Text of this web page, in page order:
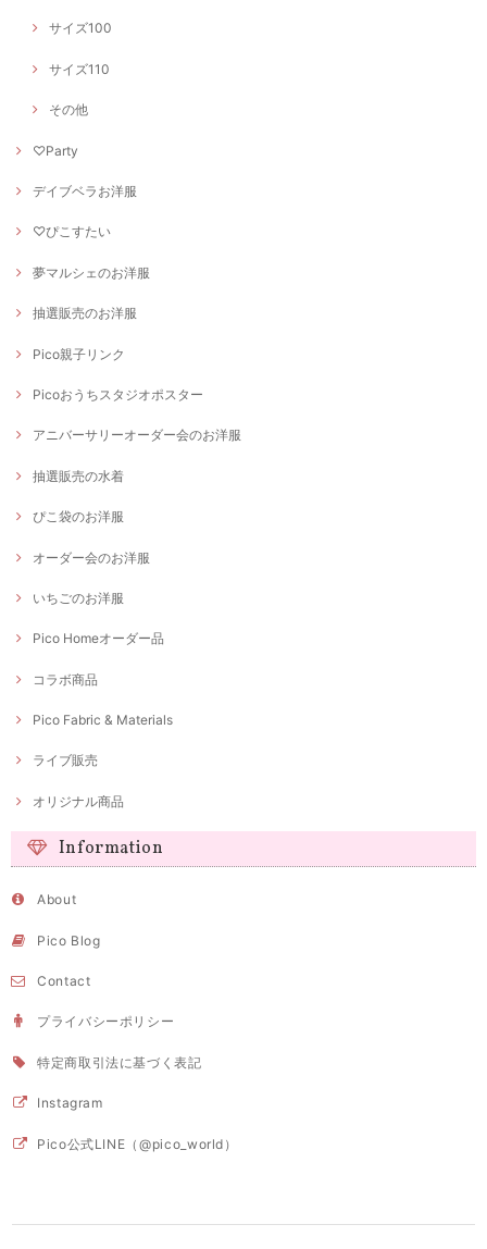
サイズ100
サイズ110
その他
♡Party
デイブベラお洋服
♡ぴこすたい
夢マルシェのお洋服
抽選販売のお洋服
Pico親子リンク
Picoおうちスタジオポスター
アニバーサリーオーダー会のお洋服
抽選販売の水着
ぴこ袋のお洋服
オーダー会のお洋服
いちごのお洋服
Pico Homeオーダー品
コラボ商品
Pico Fabric & Materials
ライブ販売
オリジナル商品
Information
About
Pico Blog
Contact
プライバシーポリシー
特定商取引法に基づく表記
Instagram
Pico公式LINE（@pico_world）